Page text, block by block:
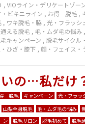
,VIOライン・デリケートゾー
ビキニライン , お得 脱毛 ,
, ワキ脱毛・脇 , 光・フラッシ
える脱毛 , 毛・ムダ毛の悩み
キャンペーン ,脱毛サイクル
ひざ・膝下 ,顔・フェイス・
の…私だけ
脱毛 キャンペーン 光・フラッ
山梨全身脱毛 毛・ムダ毛の悩み
ン 脱毛サロン 脱毛初めて 脱毛